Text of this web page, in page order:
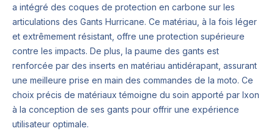
a intégré des coques de protection en carbone sur les
articulations des Gants Hurricane. Ce matériau, à la fois léger
et extrêmement résistant, offre une protection supérieure
contre les impacts. De plus, la paume des gants est
renforcée par des inserts en matériau antidérapant, assurant
une meilleure prise en main des commandes de la moto. Ce
choix précis de matériaux témoigne du soin apporté par Ixon
à la conception de ses gants pour offrir une expérience
utilisateur optimale.